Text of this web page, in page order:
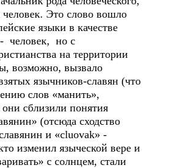
Это слово вошло
языки в качестве
человек, но с
на территории
возможно, вызвало
язычников-славян (что
слов «манить»,
сблизили понятия
(отсюда сходство
и «cluovak» -
изменил языческой вере и
с солнцем, стали